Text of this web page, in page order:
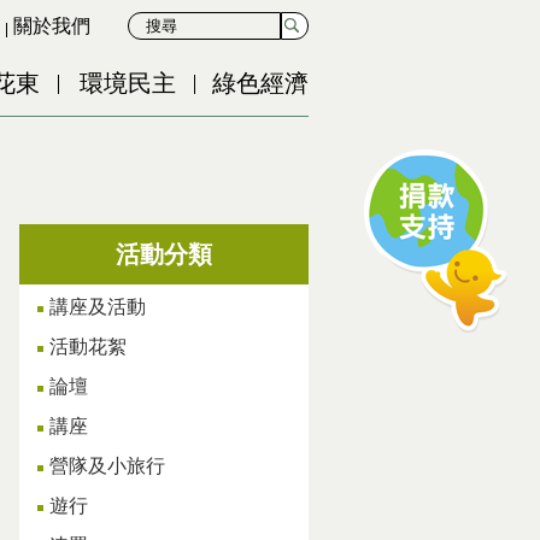
關於我們
東 環境民主 綠色經濟
活動分類
講座及活動
活動花絮
論壇
講座
營隊及小旅行
遊行